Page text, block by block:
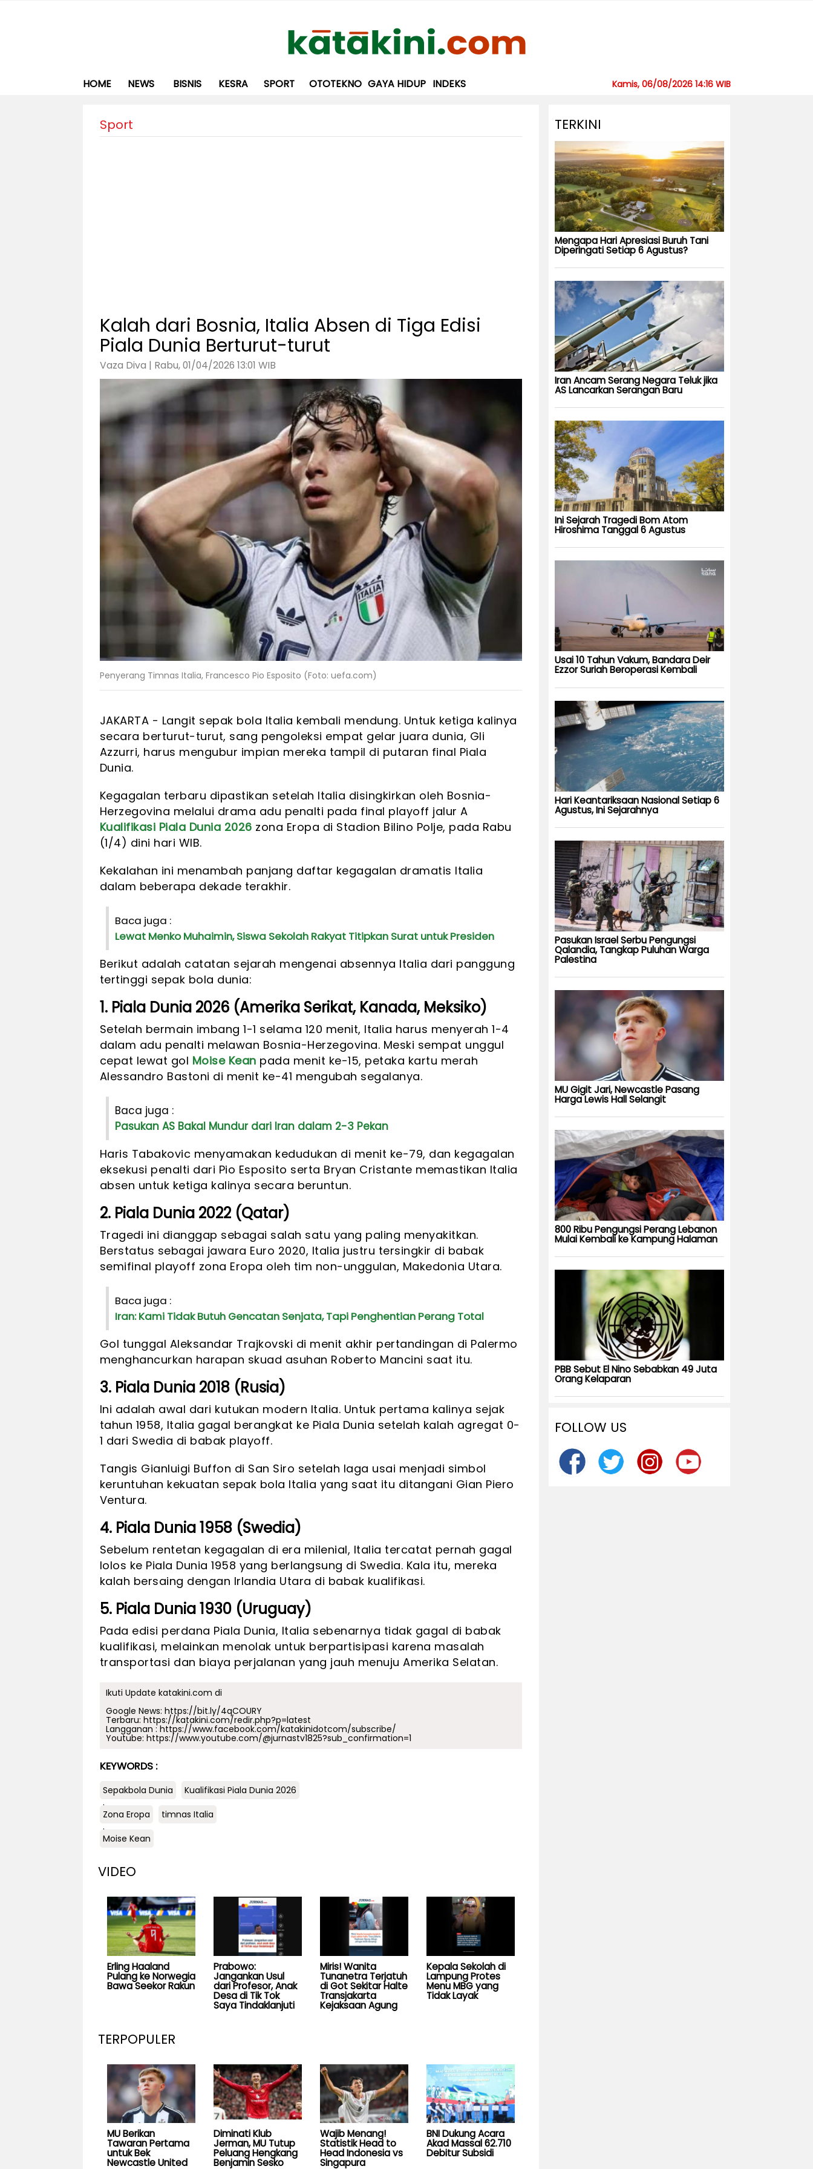
HOME NEWS BISNIS KESRA SPORT OTOTEKNO GAYA HIDUP INDEKS Kamis, 06/08/2026 14:16 WIB
Sport
Kalah dari Bosnia, Italia Absen di Tiga Edisi
Piala Dunia Berturut-turut
Vaza Diva | Rabu, 01/04/2026 13:01 WIB
Penyerang Timnas Italia, Francesco Pio Esposito (Foto: uefa.com)
JAKARTA - Langit sepak bola Italia kembali mendung. Untuk ketiga kalinya
secara berturut-turut, sang pengoleksi empat gelar juara dunia, Gli
Azzurri, harus mengubur impian mereka tampil di putaran final Piala
Dunia.
Kegagalan terbaru dipastikan setelah Italia disingkirkan oleh Bosnia-
Herzegovina melalui drama adu penalti pada final playoff jalur A
Kualifikasi Piala Dunia 2026 zona Eropa di Stadion Bilino Polje, pada Rabu
(1/4) dini hari WIB.
Kekalahan ini menambah panjang daftar kegagalan dramatis Italia
dalam beberapa dekade terakhir.
Baca juga :
Lewat Menko Muhaimin, Siswa Sekolah Rakyat Titipkan Surat untuk Presiden
Berikut adalah catatan sejarah mengenai absennya Italia dari panggung
tertinggi sepak bola dunia:
1. Piala Dunia 2026 (Amerika Serikat, Kanada, Meksiko)
Setelah bermain imbang 1-1 selama 120 menit, Italia harus menyerah 1-4
dalam adu penalti melawan Bosnia-Herzegovina. Meski sempat unggul
cepat lewat gol Moise Kean pada menit ke-15, petaka kartu merah
Alessandro Bastoni di menit ke-41 mengubah segalanya.
Baca juga :
Pasukan AS Bakal Mundur dari Iran dalam 2-3 Pekan
Haris Tabakovic menyamakan kedudukan di menit ke-79, dan kegagalan
eksekusi penalti dari Pio Esposito serta Bryan Cristante memastikan Italia
absen untuk ketiga kalinya secara beruntun.
2. Piala Dunia 2022 (Qatar)
Tragedi ini dianggap sebagai salah satu yang paling menyakitkan.
Berstatus sebagai jawara Euro 2020, Italia justru tersingkir di babak
semifinal playoff zona Eropa oleh tim non-unggulan, Makedonia Utara.
Baca juga :
Iran: Kami Tidak Butuh Gencatan Senjata, Tapi Penghentian Perang Total
Gol tunggal Aleksandar Trajkovski di menit akhir pertandingan di Palermo
menghancurkan harapan skuad asuhan Roberto Mancini saat itu.
3. Piala Dunia 2018 (Rusia)
Ini adalah awal dari kutukan modern Italia. Untuk pertama kalinya sejak
tahun 1958, Italia gagal berangkat ke Piala Dunia setelah kalah agregat 0-
1 dari Swedia di babak playoff.
Tangis Gianluigi Buffon di San Siro setelah laga usai menjadi simbol
keruntuhan kekuatan sepak bola Italia yang saat itu ditangani Gian Piero
Ventura.
4. Piala Dunia 1958 (Swedia)
Sebelum rentetan kegagalan di era milenial, Italia tercatat pernah gagal
lolos ke Piala Dunia 1958 yang berlangsung di Swedia. Kala itu, mereka
kalah bersaing dengan Irlandia Utara di babak kualifikasi.
5. Piala Dunia 1930 (Uruguay)
Pada edisi perdana Piala Dunia, Italia sebenarnya tidak gagal di babak
kualifikasi, melainkan menolak untuk berpartisipasi karena masalah
transportasi dan biaya perjalanan yang jauh menuju Amerika Selatan.
Ikuti Update katakini.com di
Google News: https://bit.ly/4qCOURY
Terbaru: https://katakini.com/redir.php?p=latest
Langganan : https://www.facebook.com/katakinidotcom/subscribe/
Youtube: https://www.youtube.com/@jurnastv1825?sub_confirmation=1
KEYWORDS :
Sepakbola Dunia
Kualifikasi Piala Dunia 2026
.
Zona Eropa
timnas Italia
.
Moise Kean
VIDEO
Erling Haaland
Pulang ke Norwegia
Bawa Seekor Rakun
Prabowo:
Jangankan Usul
dari Profesor, Anak
Desa di Tik Tok
Saya Tindaklanjuti
Miris! Wanita
Tunanetra Terjatuh
di Got Sekitar Halte
Transjakarta
Kejaksaan Agung
Kepala Sekolah di
Lampung Protes
Menu MBG yang
Tidak Layak
TERPOPULER
MU Berikan
Tawaran Pertama
untuk Bek
Newcastle United
Diminati Klub
Jerman, MU Tutup
Peluang Hengkang
Benjamin Sesko
Wajib Menang!
Statistik Head to
Head Indonesia vs
Singapura
BNI Dukung Acara
Akad Massal 62.710
Debitur Subsidi
TERKINI
Mengapa Hari Apresiasi Buruh Tani
Diperingati Setiap 6 Agustus?
Iran Ancam Serang Negara Teluk jika
AS Lancarkan Serangan Baru
Ini Sejarah Tragedi Bom Atom
Hiroshima Tanggal 6 Agustus
Usai 10 Tahun Vakum, Bandara Deir
Ezzor Suriah Beroperasi Kembali
Hari Keantariksaan Nasional Setiap 6
Agustus, Ini Sejarahnya
Pasukan Israel Serbu Pengungsi
Qalandia, Tangkap Puluhan Warga
Palestina
MU Gigit Jari, Newcastle Pasang
Harga Lewis Hall Selangit
800 Ribu Pengungsi Perang Lebanon
Mulai Kembali ke Kampung Halaman
PBB Sebut El Nino Sebabkan 49 Juta
Orang Kelaparan
FOLLOW US